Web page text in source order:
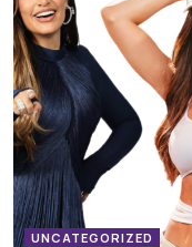
UNCATEGORIZED